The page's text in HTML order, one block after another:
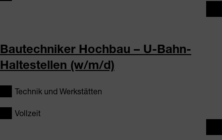
Bautechniker Hochbau – U-Bahn-
Haltestellen (w/m/d)
Technik und Werkstätten
Vollzeit